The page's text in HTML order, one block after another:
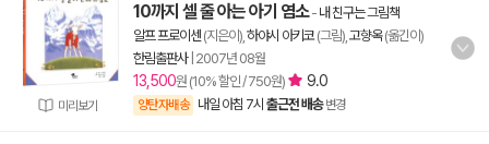
미리보기
10까지 셀 줄 아는 아기 염소- 내 친구는 그림책
알프 프로이센 (지은이), 하야시 아키코(그림), 고향옥(옮긴이)
한림출판사| 2007년 08월
13,500원 (10% 할인 / 750원) 9.0
양탄자배송 내일 아침 7시 출근전 배송 변경